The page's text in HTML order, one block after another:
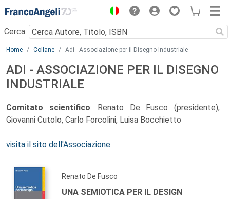
Menu
Cerca:
Main content
Home Collane Adi - Associazione per il Disegno Industriale
ADI - ASSOCIAZIONE PER IL DISEGNO
INDUSTRIALE
Comitato scientifico: Renato De Fusco (presidente),
Giovanni Cutolo, Carlo Forcolini, Luisa Bocchietto
visita il sito dell'Associazione
Renato De Fusco
UNA SEMIOTICA PER IL DESIGN